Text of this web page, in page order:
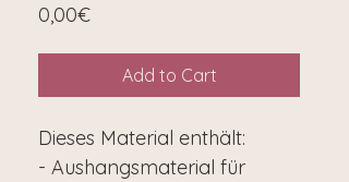
0,00€Price
Add to Cart
Dieses Material enthält:
- Aushangsmaterial für